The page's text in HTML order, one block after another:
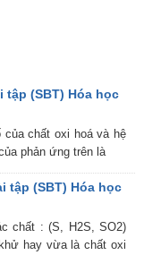
tập (SBT) Hóa học
của chất oxi hoá và hệ
phản ứng trên là
tập (SBT) Hóa học
chất : (S, H2S, SO2)
hay vừa là chất oxi